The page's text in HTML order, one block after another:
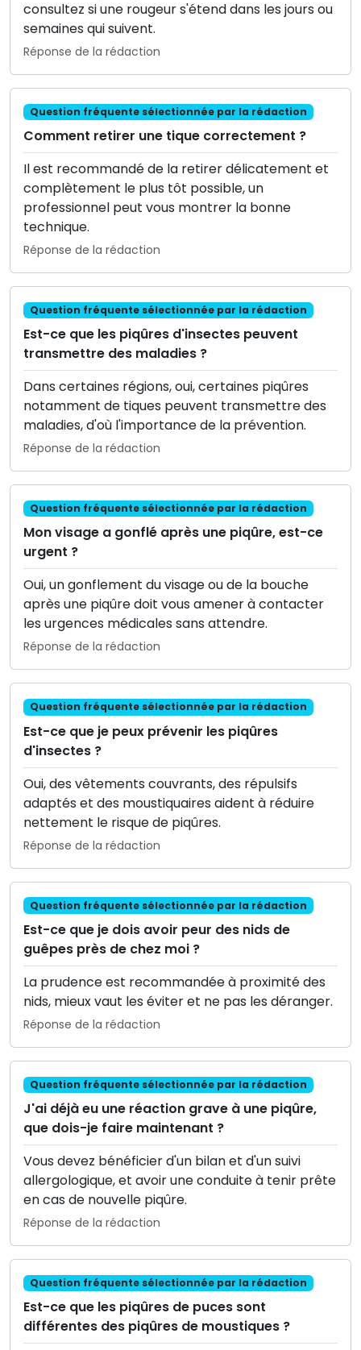
consultez si une rougeur s'étend dans les jours ou
semaines qui suivent.
Réponse de la rédaction
Question fréquente sélectionnée par la rédaction
Comment retirer une tique correctement ?
Il est recommandé de la retirer délicatement et
complètement le plus tôt possible, un
professionnel peut vous montrer la bonne
technique.
Réponse de la rédaction
Question fréquente sélectionnée par la rédaction
Est-ce que les piqûres d'insectes peuvent
transmettre des maladies ?
Dans certaines régions, oui, certaines piqûres
notamment de tiques peuvent transmettre des
maladies, d'où l'importance de la prévention.
Réponse de la rédaction
Question fréquente sélectionnée par la rédaction
Mon visage a gonflé après une piqûre, est-ce
urgent ?
Oui, un gonflement du visage ou de la bouche
après une piqûre doit vous amener à contacter
les urgences médicales sans attendre.
Réponse de la rédaction
Question fréquente sélectionnée par la rédaction
Est-ce que je peux prévenir les piqûres
d'insectes ?
Oui, des vêtements couvrants, des répulsifs
adaptés et des moustiquaires aident à réduire
nettement le risque de piqûres.
Réponse de la rédaction
Question fréquente sélectionnée par la rédaction
Est-ce que je dois avoir peur des nids de
guêpes près de chez moi ?
La prudence est recommandée à proximité des
nids, mieux vaut les éviter et ne pas les déranger.
Réponse de la rédaction
Question fréquente sélectionnée par la rédaction
J'ai déjà eu une réaction grave à une piqûre,
que dois-je faire maintenant ?
Vous devez bénéficier d'un bilan et d'un suivi
allergologique, et avoir une conduite à tenir prête
en cas de nouvelle piqûre.
Réponse de la rédaction
Question fréquente sélectionnée par la rédaction
Est-ce que les piqûres de puces sont
différentes des piqûres de moustiques ?